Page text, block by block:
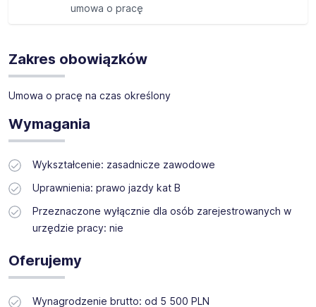
umowa o pracę
Zakres obowiązków
Umowa o pracę na czas określony
Wymagania
Wykształcenie: zasadnicze zawodowe
Uprawnienia: prawo jazdy kat B
Przeznaczone wyłącznie dla osób zarejestrowanych w
urzędzie pracy: nie
Oferujemy
Wynagrodzenie brutto: od 5 500 PLN